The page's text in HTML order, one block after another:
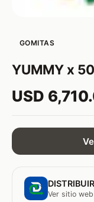
GOMITAS
YUMMY x
USD
DISTRIBUIR
Ver sitio